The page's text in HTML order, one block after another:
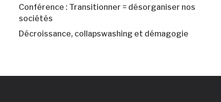
Conférence : Transitionner = désorganiser nos
sociétés
Décroissance, collapswashing et démagogie